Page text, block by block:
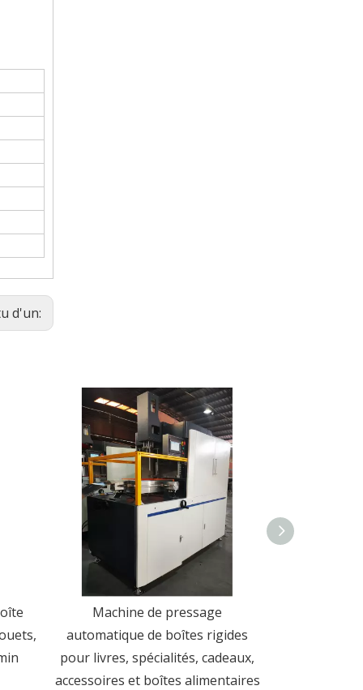
d'un:
Machine de pressage
automatique de boîtes rigides
pour livres, spécialités, cadeaux,
accessoires et boîtes alimentaires